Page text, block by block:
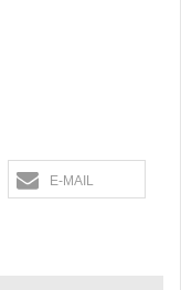
E-MAIL